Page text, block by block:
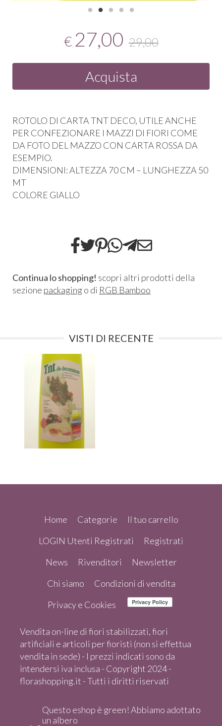
€ 27,00 29,00
Acquista
ROTOLO DI CARTATNT DECO, UTILEANCHE
PER CONFEZIONARE I MAZZI DI FIORI COME
DA FOTO DEL MAZZO CON CARTA ROSSA DA
ESEMPIO.
DIMENSIONI:ALTEZZA 70 CM – LUNGHEZZA 50
MT
COLORE GIALLO
Continua lo shopping! scopri altri prodotti della
sezione packaging o di RGB Bamboo
VISTI DI RECENTE
Home Categorie
Il tuo carrello
LOGIN Utenti Registrati
Registrati
News
Rivenditori
Newsletter
Chi siamo
Condizioni di vendita
Privacy e Cookies
Vendita on-line di fiori stabilizzati, fiori
artificiali e articoli per fioristi (non si effettua
vendita in sede) - I prezzi indicati sono da
intendersi iva inclusa - Copyright 2024 -
florashopping.it - Tutti i diritti riservati
Questo eshop è green! Abbiamo adottato
un albero